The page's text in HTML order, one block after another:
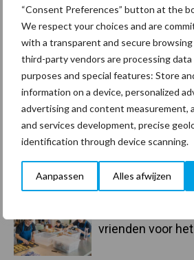
“Consent Preferences” button at the
We respect your choices and are
with a transparent and secure
third-party vendors are processing
purposes and special features: Store
information on a device, personalized
advertising and content measurement,
and services development, precise
identification through device scanning.
Aanpassen Alles afwijzen
Primaire
Sidebar
Recent nieuws
30 dec
Hervorming
maren
29 dec
Freddy van de
“Glazenwassen
maar innoveren
vrienden voor